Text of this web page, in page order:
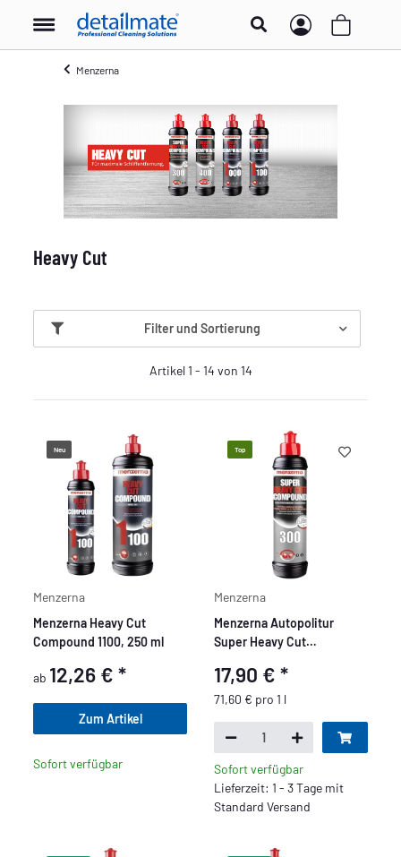
Menzerna
Heavy Cut
Filter und Sortierung
Artikel 1 - 14 von 14
Neu
Menzerna
Menzerna Heavy Cut
Compound 1100, 250 ml
ab 12,26 €*
Zum Artikel
Sofort verfügbar
Top
Menzerna
Menzerna Autopolitur
Super Heavy Cut
17,90 € *
71,60 € pro 1 l
Sofort verfügbar
Lieferzeit: 1 - 3 Tage mit
Standard Versand